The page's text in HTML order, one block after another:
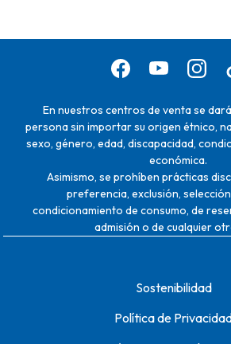
En nuestros centros de venta se
persona sin importar su origen étnico,
sexo, género, edad, discapacidad,
económica.
Asimismo, se prohíben prácticas
preferencia, exclusión,
condicionamiento de consumo, de
admisión o de cualquier
Sostenibilidad
Política de